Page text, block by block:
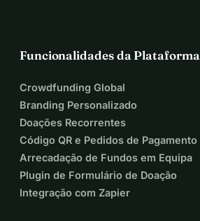
Funcionalidades da Plataforma
Crowdfunding Global
Branding Personalizado
Doações Recorrentes
Código QR e Pedidos de Pagamento
Arrecadação de Fundos em Equipa
Plugin de Formulário de Doação
Integração com Zapier